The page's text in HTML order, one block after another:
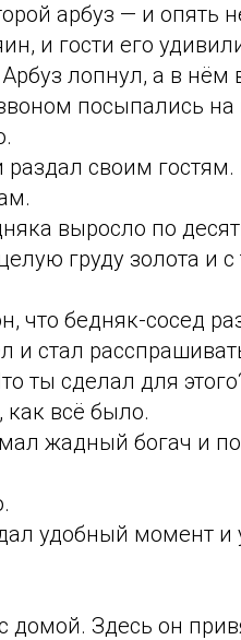
арбуз — и опять
и гости его
лопнул, а в нём
посыпались на
своим гостям.
выросло по
груду золота и с
что бедняк-сосед
и стал
ты сделал для
как всё было.
жадный богач и
удобный момент и
домой. Здесь он